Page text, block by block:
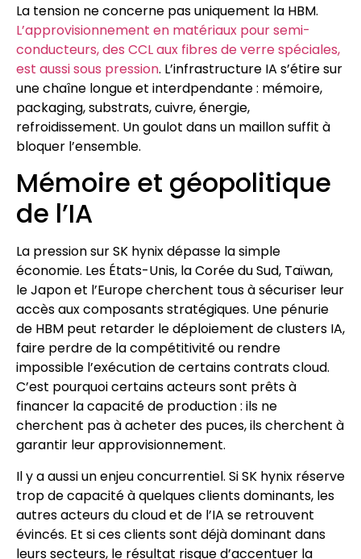
La tension ne concerne pas uniquement la HBM.
L’approvisionnement en matériaux pour semi-
conducteurs, des CCL aux fibres de verre spéciales,
est aussi sous pression. L’infrastructure IA s’étire sur
une chaîne longue et interdpendante : mémoire,
packaging, substrats, cuivre, énergie,
refroidissement. Un goulot dans un maillon suffit à
bloquer l’ensemble.
Mémoire et géopolitique
de l’IA
La pression sur SK hynix dépasse la simple
économie. Les États-Unis, la Corée du Sud, Taïwan,
le Japon et l’Europe cherchent tous à sécuriser leur
accès aux composants stratégiques. Une pénurie
de HBM peut retarder le déploiement de clusters IA,
faire perdre de la compétitivité ou rendre
impossible l’exécution de certains contrats cloud.
C’est pourquoi certains acteurs sont prêts à
financer la capacité de production : ils ne
cherchent pas à acheter des puces, ils cherchent à
garantir leur approvisionnement.
Il y a aussi un enjeu concurrentiel. Si SK hynix réserve
trop de capacité à quelques clients dominants, les
autres acteurs du cloud et de l’IA se retrouvent
évincés. Et si ces clients sont déjà dominant dans
leurs secteurs, le résultat risque d’accentuer la